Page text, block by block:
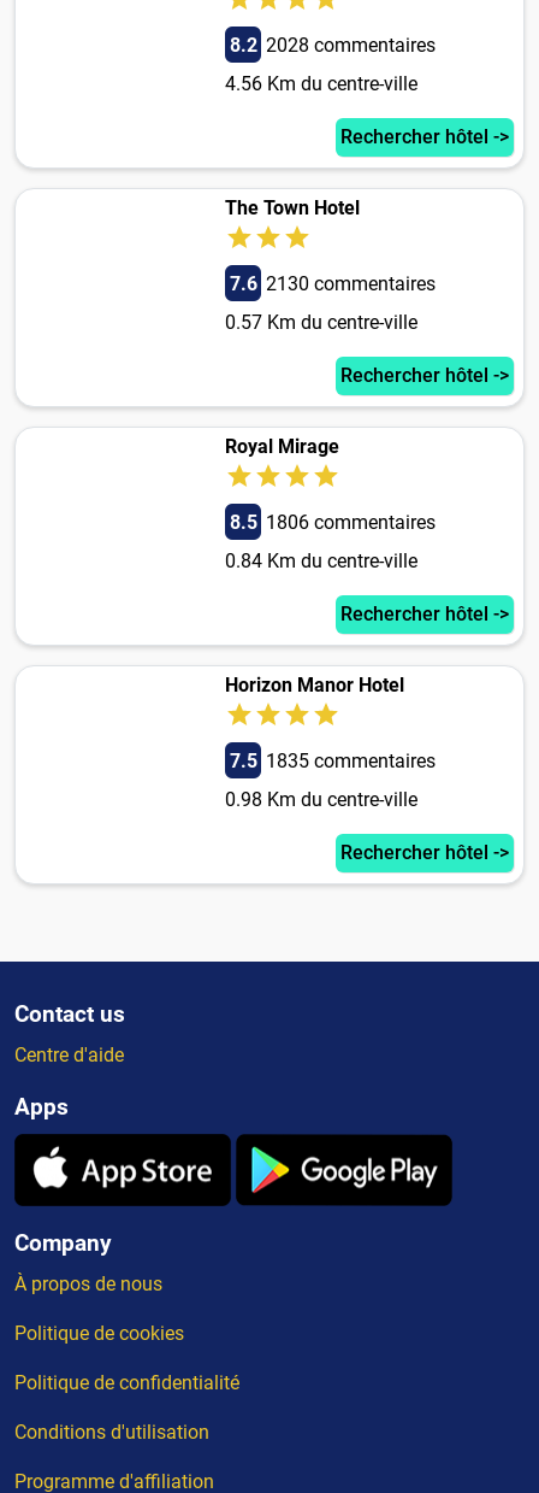
8.2 2028 commentaires
4.56 Km du centre-ville
Rechercher hôtel ->
The Town Hotel
7.6 2130 commentaires
0.57 Km du centre-ville
Rechercher hôtel ->
Royal Mirage
8.5 1806 commentaires
0.84 Km du centre-ville
Rechercher hôtel ->
Horizon Manor Hotel
7.5 1835 commentaires
0.98 Km du centre-ville
Rechercher hôtel ->
Contact us
Centre d'aide
Apps
Company
À propos de nous
Politique de cookies
Politique de confidentialité
Conditions d'utilisation
Programme d'affiliation